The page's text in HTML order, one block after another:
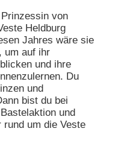
von
Heldburg
Jahres wäre sie
um auf ihr
und ihre
Du
und
bist du bei
und
rund um die Veste